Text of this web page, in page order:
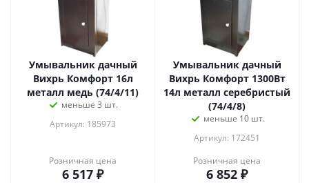
Умывальник дачный
Вихрь Комфорт 16л
металл медь (74/4/11)
меньше 3 шт.
Артикул: 185973
Розничная цена
6 517 ₽
Умывальник дачный
Вихрь Комфорт 1300Вт
14л металл серебристый
(74/4/8)
меньше 10 шт.
Артикул: 172451
Розничная цена
6 852 ₽